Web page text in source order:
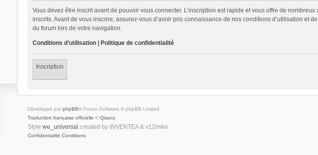
Vous devez être inscrit avant de pouvoir vous connecter. L’inscription est rapide et vous offre de
inscrits. Avant de vous inscrire, assurez-vous d’avoir pris connaissance de nos conditions d’utilisation
du forum lors de votre navigation.
Conditions d’utilisation| Politique de confidentialité
Inscription
Développé par phpBB® Forum Software © phpBB Limited
Traduction française officielle © Qiaeru
Style we_universal created by INVENTEA & v12mike
Confidentialité Conditions